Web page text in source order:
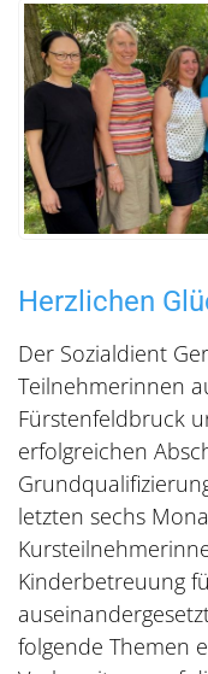
Herzlichen
Der Sozialdient
Teilnehmerinnen
Fürstenfeldbruck
erfolgreichen
letzten sechs
Kinderbetreuung
folgende Themen